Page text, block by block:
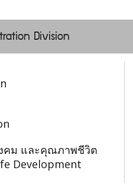
Division
คม และคุณภาพชีวิต
Development